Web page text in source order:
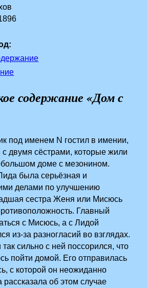
содержание «Дом с
под именем N гостил в имении,
с двумя сёстрами, которые жили
доме с мезонином.
была серьёзная и
делами по улучшению
сестра Женя или Мисюсь
Главный
с Мисюсь, а с Лидой
из-за разногласий во взглядах.
сильно с ней поссорился, что
пойти домой. Его отправилась
с которой он неожиданно
об этом случае